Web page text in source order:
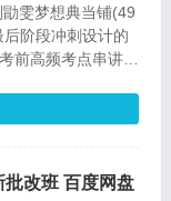
雯梦想典当铺(49
阶段冲刺设计的
前高频考点串讲，
平均每天一个时政
改班 百度网盘